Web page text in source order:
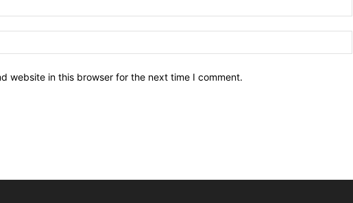
website in this browser for the next time I comment.